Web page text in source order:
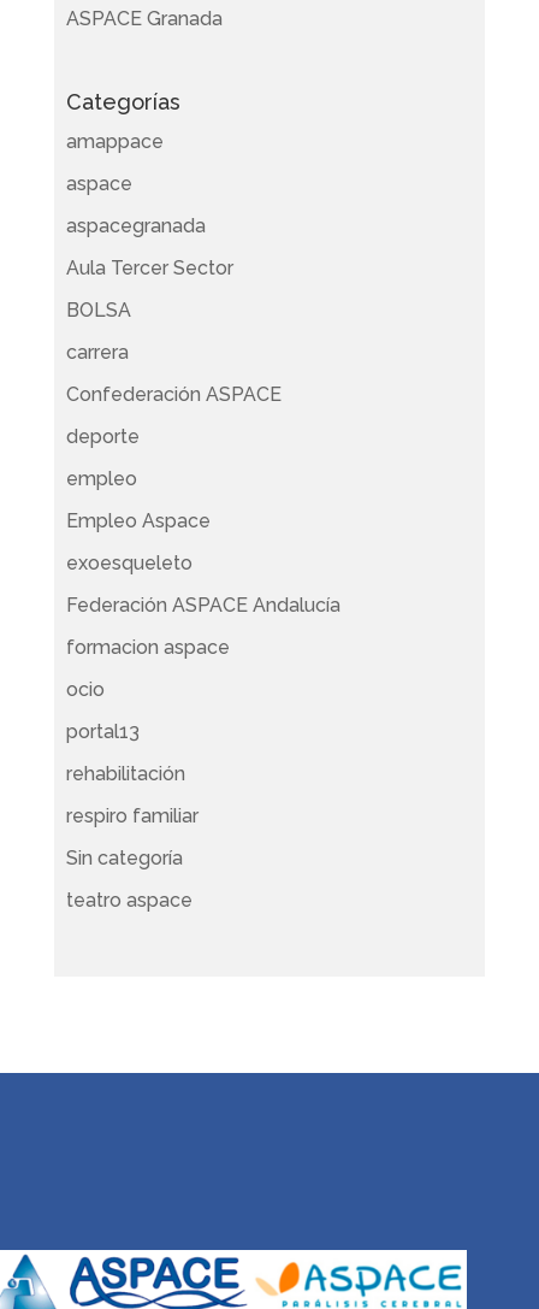
ASPACE Granada
Categorías
amappace
aspace
aspacegranada
Aula Tercer Sector
BOLSA
carrera
Confederación ASPACE
deporte
empleo
Empleo Aspace
exoesqueleto
Federación ASPACE Andalucía
formacion aspace
ocio
portal13
rehabilitación
respiro familiar
Sin categoría
teatro aspace